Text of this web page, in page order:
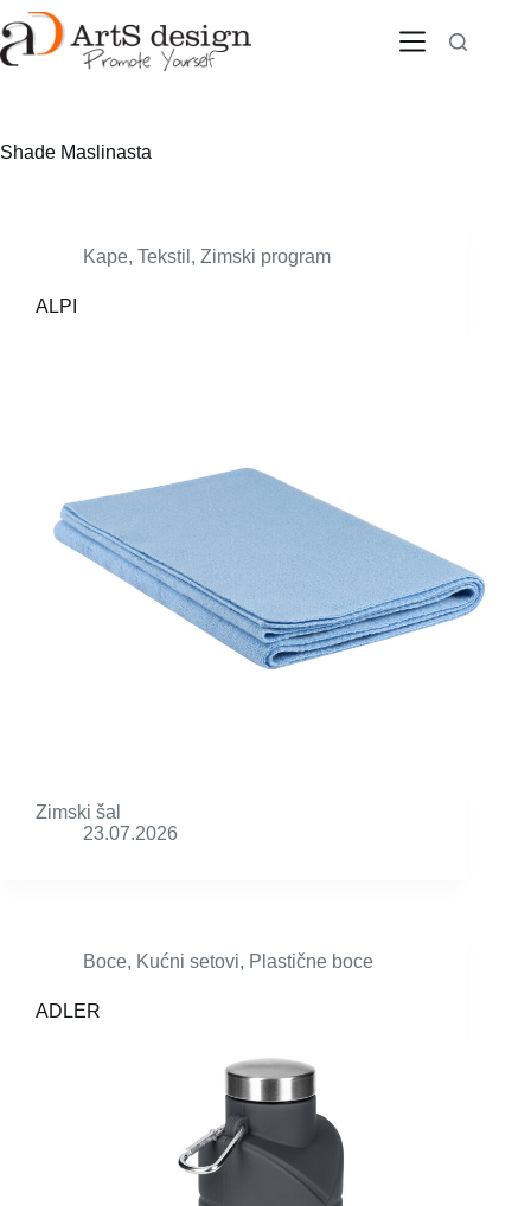
Skip
to
content
Shade Maslinasta
Kape, Tekstil , Zimski program
ALPI
Zimski šal
23.07.2026
Boce, Kućni setovi, Plastične boce
ADLER